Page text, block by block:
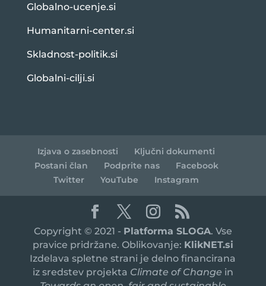
Globalno-ucenje.si
Humanitarni-center.si
Skladnost-politik.si
Globalni-cilji.si
Izjava o zasebnosti
Ključni dokumenti
Postani član
Podprite nas
Facebook
Twitter
YouTube Instagram
Copyright © 2021 - Platforma SLOGA. Vse
pravice pridržane. Oblikovanje: KlikNET.si
Izdelava spletne strani je delno financirana
iz sredstev projekta Climate of Change in